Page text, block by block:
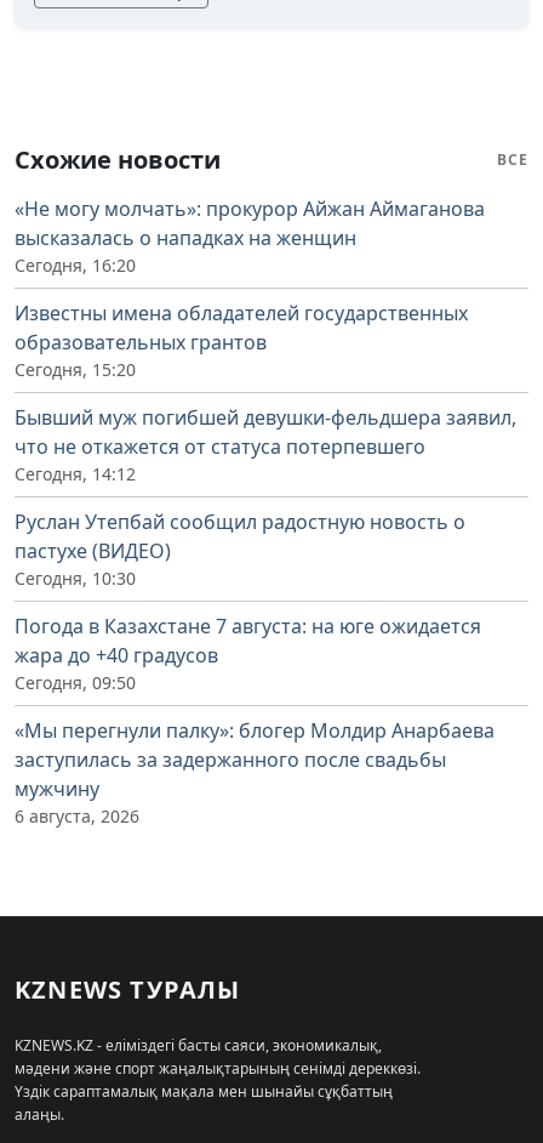
Схожие новости ВСЕ
«Не могу молчать»: прокурор Айжан Аймаганова
высказалась о нападках на женщин
Сегодня, 16:20
Известны имена обладателей государственных
образовательных грантов
Сегодня, 15:20
Бывший муж погибшей девушки-фельдшера заявил,
что не откажется от статуса потерпевшего
Сегодня, 14:12
Руслан Утепбай сообщил радостную новость о
пастухе (ВИДЕО)
Сегодня, 10:30
Погода в Казахстане 7 августа: на юге ожидается
жара до +40 градусов
Сегодня, 09:50
«Мы перегнули палку»: блогер Молдир Анарбаева
заступилась за задержанного после свадьбы
мужчину
6 августа, 2026
KZNEWS ТУРАЛЫ
KZNEWS.KZ - еліміздегі басты саяси, экономикалық,
мәдени және спорт жаңалықтарының сенімді дереккөзі.
Үздік сараптамалық мақала мен шынайы сұқбаттың
алаңы.